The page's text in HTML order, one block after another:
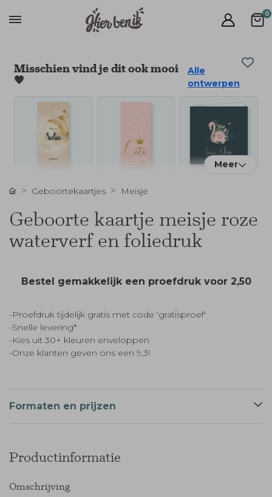
0
Misschien vind je dit ook mooi
🧡
Alle
ontwerpen
Meer
Geboortekaartjes Meisje
Geboorte kaartje meisje roze
waterverf en foliedruk
Bestel gemakkelijk een proefdruk voor 2,50
-Proefdruk tijdelijk gratis met code 'gratisproef'
-Snelle levering*
-Kies uit 30+ kleuren enveloppen
-Onze klanten geven ons een 9,3!
Formaten en prijzen
Productinformatie
Omschrijving